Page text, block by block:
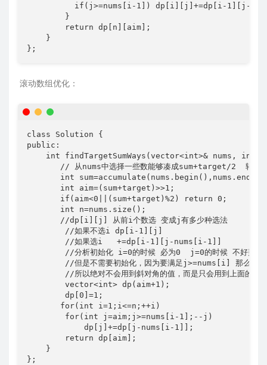
if(j>=nums[i-1]) dp[i][j]+=dp[i-1][j-
        }
        return dp[n][aim];
    }
};
滚动数组优化：
class Solution {
public:
int findTargetSumWays(vector<int>& nums, int
// 从nums中选择一些数能够凑成sum+target/2  转化
int
       int aim=(sum+target)>>1;
       if(aim<0||(sum+target)%2) return 0;
       int n=nums.size();
       //dp[i][j] 从前i个数选 变成j有多少种选法
        //如果不选i dp[i-1][j]
        //如果选i   +=dp[i-1][j-nums[i-1]]
//分析初始化 i=0的时候 必为0  j=0的时候 不好判
//但是不需要初始化，因为要满足j>=nums[i] 那么
//所以绝对不会用到斜对角的值，而是只会用到上面的状
        vector<int> dp(aim+1);
        dp[0]=1;
       for(int i=1;i<=n;++i)
        for(int j=aim;j>=nums[i-1];--j)
            dp[j]+=dp[j-nums[i-1]];
        return dp[aim];
    }
};